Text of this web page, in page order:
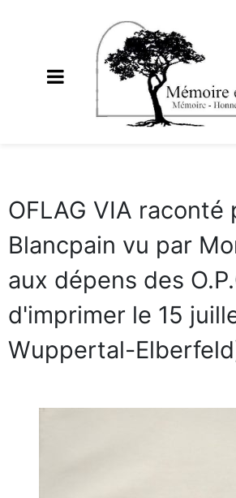
OFLAG VIA raconté
Blancpain vu par
aux dépens des
d'imprimer le 15
Wuppertal-